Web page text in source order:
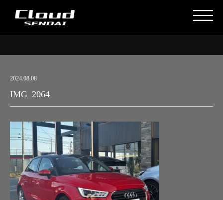
2024.08.08
IMG_2064